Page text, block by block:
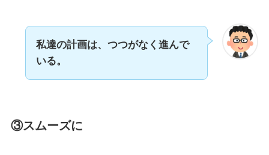
私達の計画は、つつがなく進んで
いる。
③スムーズに